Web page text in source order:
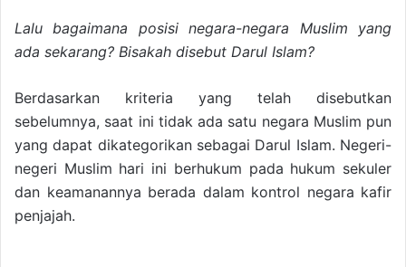
Lalu bagaimana posisi negara-negara Muslim yang
ada sekarang? Bisakah disebut Darul Islam?
Berdasarkan kriteria yang telah disebutkan
sebelumnya, saat ini tidak ada satu negara Muslim pun
yang dapat dikategorikan sebagai Darul Islam. Negeri-
negeri Muslim hari ini berhukum pada hukum sekuler
dan keamanannya berada dalam kontrol negara kafir
penjajah.